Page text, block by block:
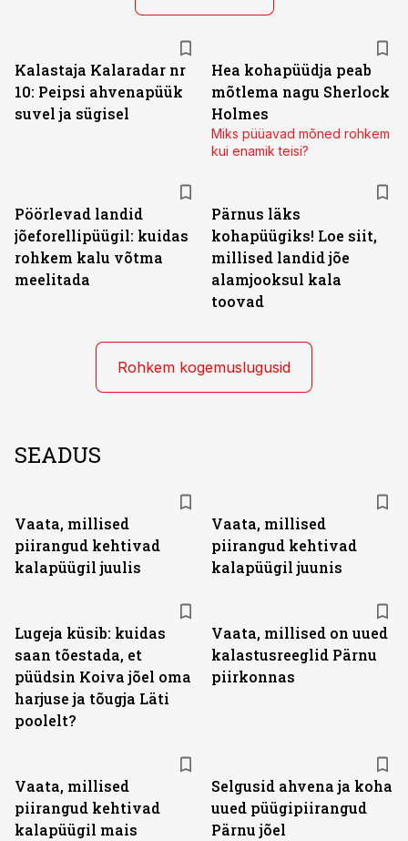
Kalastaja Kalaradar nr
10: Peipsi ahvenapüük
suvel ja sügisel
Hea kohapüüdja peab
mõtlema nagu Sherlock
Holmes
Miks püüavad mõned rohkem
kui enamik teisi?
Pöörlevad landid
jõeforellipüügil: kuidas
rohkem kalu võtma
meelitada
Pärnus läks
kohapüügiks! Loe siit,
millised landid jõe
alamjooksul kala
toovad
Rohkem kogemuslugusid
SEADUS
Vaata, millised
piirangud kehtivad
kalapüügil juulis
Vaata, millised
piirangud kehtivad
kalapüügil juunis
Lugeja küsib: kuidas
saan tõestada, et
püüdsin Koiva jõel oma
harjuse ja tõugja Läti
poolelt?
Vaata, millised on uued
kalastusreeglid Pärnu
piirkonnas
Vaata, millised
piirangud kehtivad
kalapüügil mais
Selgusid ahvena ja koha
uued püügipiirangud
Pärnu jõel